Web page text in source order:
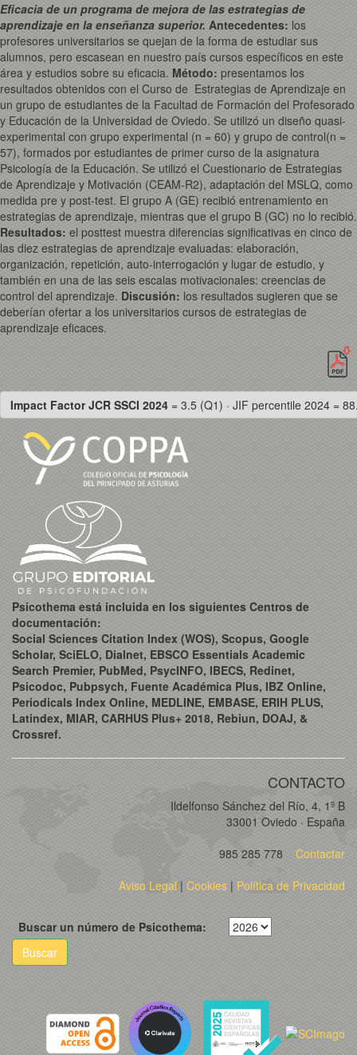
Eficacia de un programa de mejora de las estrategias de
aprendizaje en la enseñanza superior. Antecedentes: los
profesores universitarios se quejan de la forma de estudiar sus
alumnos, pero escasean en nuestro país cursos específicos en este
área y estudios sobre su eficacia. Método: presentamos los
resultados obtenidos con el Curso de Estrategias de Aprendizaje en
un grupo de estudiantes de la Facultad de Formación del Profesorado
y Educación de la Universidad de Oviedo. Se utilizó un diseño quasi-
experimental con grupo experimental (n = 60) y grupo de control(n =
57), formados por estudiantes de primer curso de la asignatura
Psicología de la Educación. Se utilizó el Cuestionario de Estrategias
de Aprendizaje y Motivación (CEAM-R2), adaptación del MSLQ, como
medida pre y post-test. El grupo A (GE) recibió entrenamiento en
estrategias de aprendizaje, mientras que el grupo B (GC) no lo recibió.
Resultados: el posttest muestra diferencias significativas en cinco de
las diez estrategias de aprendizaje evaluadas: elaboración,
organización, repetición, auto-interrogación y lugar de estudio, y
también en una de las seis escalas motivacionales: creencias de
control del aprendizaje. Discusión: los resultados sugieren que se
deberían ofertar a los universitarios cursos de estrategias de
aprendizaje eficaces.
Impact Factor JCR SSCI 2024 = 3.5 (Q1) · JIF percentile 2024 =
Psicothema está incluida en los siguientes Centros de
documentación:
Social Sciences Citation Index (WOS), Scopus, Google
Scholar, SciELO, Dialnet, EBSCO Essentials Academic
Search Premier, PubMed, PsycINFO, IBECS, Redinet,
Psicodoc, Pubpsych, Fuente Académica Plus, IBZ Online,
Periodicals Index Online, MEDLINE, EMBASE, ERIH PLUS,
Latindex, MIAR, CARHUS Plus+ 2018, Rebiun, DOAJ, &
Crossref.
CONTACTO
Ildelfonso Sánchez del Río, 4, 1º B
33001 Oviedo · España
985 285 778
Contactar
Aviso Legal| Cookies | Política de Privacidad
Buscar un número de Psicothema:
Buscar